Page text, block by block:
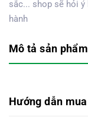
sắc... shop sẽ hỏi
hành
Mô tả sản phẩm
Hướng dẫn